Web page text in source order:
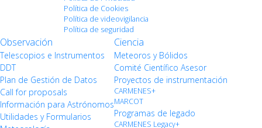
Política de Cookies
Política de videovigilancia
Política de seguridad
Observación
Telescopios e Instrumentos
DDT
Plan de Gestión de Datos
Call for proposals
Información para Astrónomos
Utilidades y Formularios
Ciencia
Meteoros y Bólidos
Comité Científico Asesor
Proyectos de instrumentación
CARMENES+
MARCOT
Programas de legado
CARMENES Legacy+